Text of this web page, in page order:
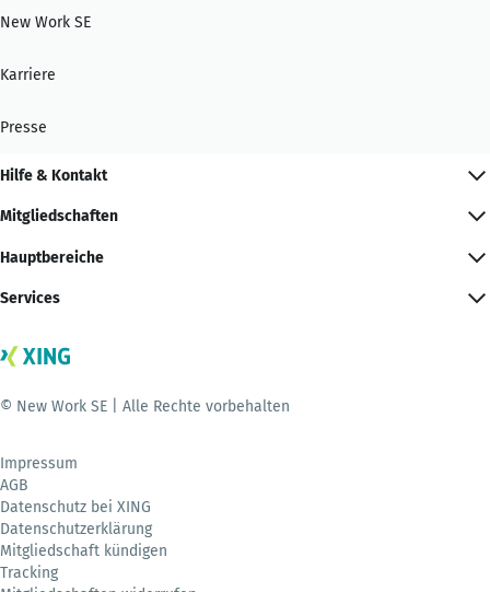
New Work SE
Karriere
Presse
Hilfe & Kontakt
Mitgliedschaften
Hauptbereiche
Services
© New Work SE | Alle Rechte vorbehalten
Impressum
AGB
Datenschutz bei XING
Datenschutzerklärung
Mitgliedschaft kündigen
Tracking